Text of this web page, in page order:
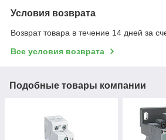
Условия возврата
Возврат товара в течение 14 дней за
Все условия возврата
Подобные товары компании